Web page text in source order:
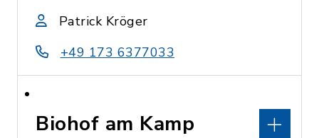
Patrick Kröger
+49 173 6377033
Biohof am Kamp